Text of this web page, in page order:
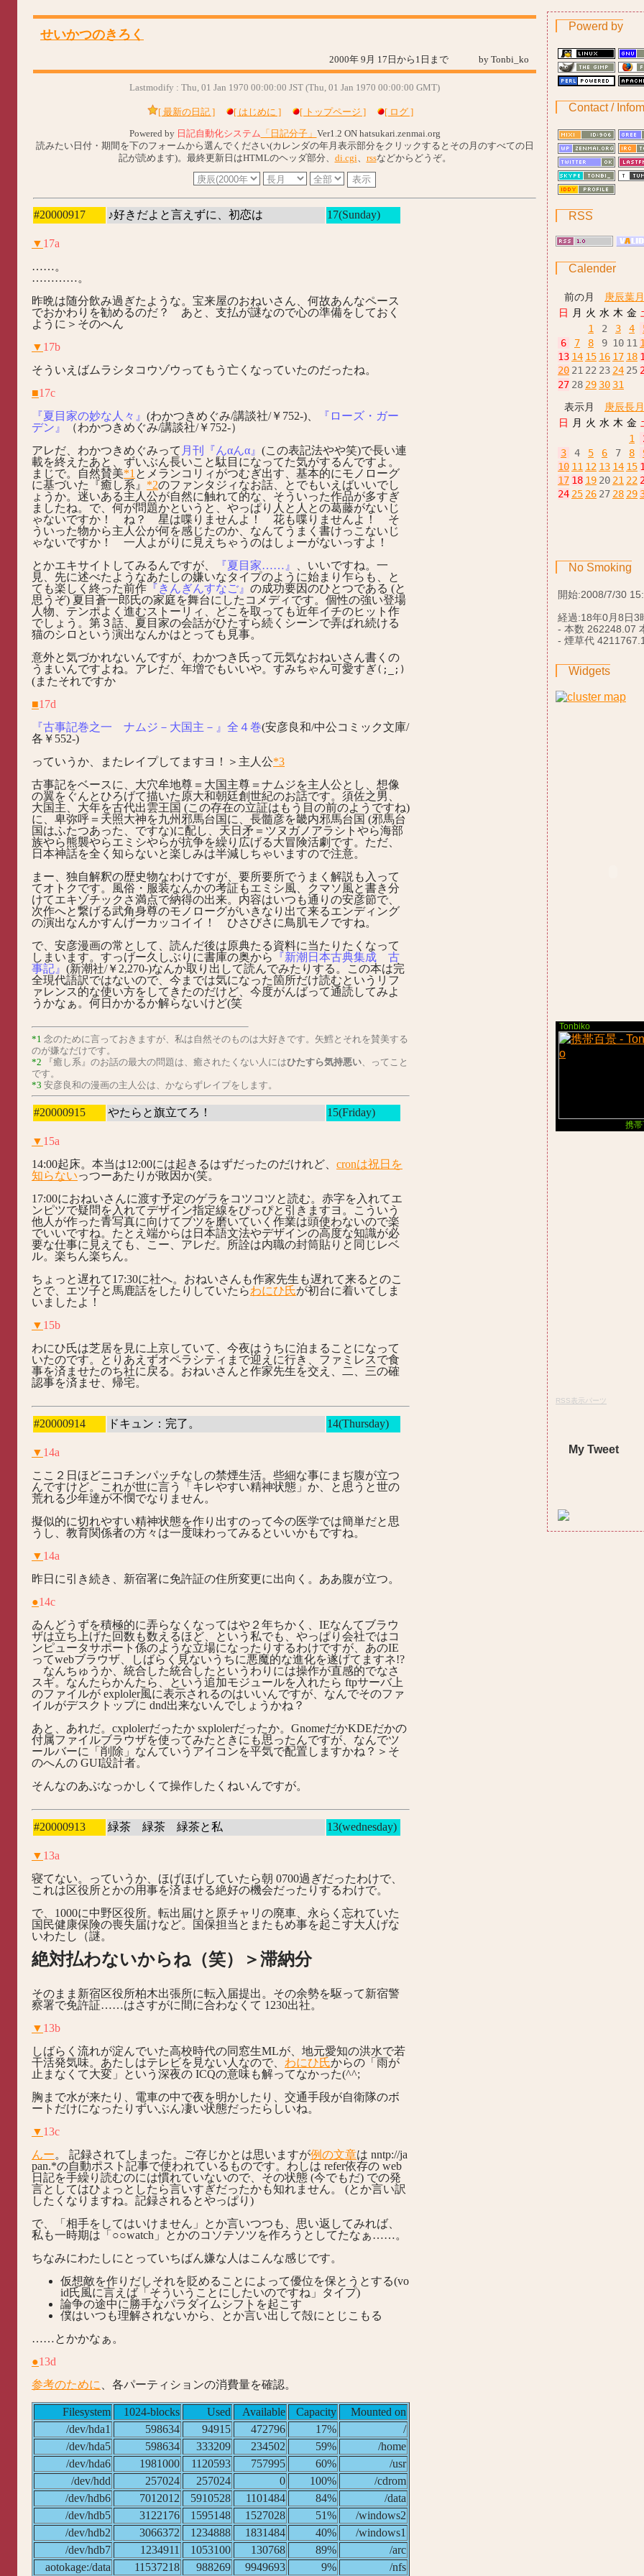
せいかつのきろく
2000年 9月 17日から1日まで by Tonbi_ko
Lastmodify : Thu, 01 Jan 1970 00:00:00 JST (Thu, 01 Jan 1970 00:00:00 GMT)
[ 最新の日記 ] [ はじめに ] [ トップページ ] [ ログ ]
Powered by 日記自動化システム 「日記分子」 Ver1.2 ON hatsukari.zenmai.org
読みたい日付・期間を下のフォームから選んでください(カレンダの年月表示部分をクリックするとその月のすべての日
記が読めます)。最終更新日はHTMLのヘッダ部分、 di.cgi rssなどからどうぞ。
#20000917 ♪好きだよと言えずに、初恋は 17(Sunday)
▼ 17a
……。
…………。
昨晩は随分飲み過ぎたような。宝来屋のおねいさん、何故あんなペース
でおかわりを勧めるのだ？ あと、支払が謎なので心の準備をしておく
ように＞そのへん
▼ 17b
そういえばムラシタコウゾウってもう亡くなっていたのだったね。
■17c
『夏目家の妙な人々』 (わかつきめぐみ/講談社/￥752-)、
『ローズ・ガー
デン』
（わかつきめぐみ/講談社/￥752-）
アレだ、わかつきめぐみって 月刊『んαんα』 (この表記法やや笑)で長い連
載を終えたあと、ずいぶん長いこと駄目になってた気がするんですよ。
まじで。自然賛美*1 とメランコリィがつむぎ出す、基本的にモノローグ
に基づいた『癒し系』 *2のファンタジィなお話、とでもいえばいいでし
ょうか。迷いある主人公が自然に触れて的な、そういった作品が多すぎ
ましたね。で、何が問題かというと、やっぱり人と人との葛藤がないじ
ゃないですか！ ね？ 星は喋りませんよ！ 花も喋りませんよ！ そ
ういった物から主人公が何を感じたのか、なんてうまく書けっこないじ
ゃないですか！ 一人よがりに見えちゃうのはしょーがないっすよ！
とかエキサイトしてみるんですが、
『夏目家……』
、いいですね。一
見、先に述べたようなあたしの嫌いなタイプのように始まり乍らも、と
ても楽しく終った前作 『きんぎんすなご』 の成功要因のひとつである (と
思うぞ) 夏目蒼一郎氏の家庭を舞台にしたコメディです。個性の強い登場
人物、テンポよく進むストーリィ、どこを取っても近年イチのヒット作
でしょう。第３話、夏目家の会話がひたすら続くシーンで弄ばれ続ける
猫のシロという演出なんかはとっても見事。
意外と気づかれないんですが、わかつき氏って元気なおねいさん書くの
うまいんですよね。アレだ、年増でもいいや。すみちゃん可愛すぎ(;_;)
(またそれですか
■17d
『古事記巻之一 ナムジ－大国主－』全４巻(安彦良和/中公コミック文庫/
各￥552-)
っていうか、またレイプしてますヨ！＞主人公*3
古事記をベースに、大穴牟地尊＝大国主尊＝ナムジを主人公とし、想像
の翼をぐんとひろげて描いた原大和朝廷創世紀のお話です。須佐之男、
大国主、大年を古代出雲王国 (この存在の立証はもう目の前のようですね)
に、卑弥呼＝天照大神を九州邪馬台国に、長髓彦を畿内邪馬台国 (邪馬台
国はふたつあった、ですな)に配し、天日矛＝ツヌガノアラシトやら海部
族やら熊襲やらエミシやらが抗争を繰り広げる大冒険活劇です。ただ、
日本神話を全く知らないと楽しみは半減しちゃいますので注意。
まー、独自解釈の歴史物なわけですが、要所要所でうまく解説も入って
てオトクです。風俗・服装なんかの考証もエミシ風、クマソ風と書き分
けてエキゾチックさ満点で納得の出来。内容はいつも通りの安彦節で、
次作へと繋げる武角身尊のモノローグがいきなり出て来るエンディング
の演出なんかすんげーカッコイイ！ ひさびさに鳥肌モノですね。
で、安彦漫画の常として、読んだ後は原典たる資料に当たりたくなって
しまいます。すっげー久しぶりに書庫の奥から
『新潮日本古典集成 古
事記』 (新潮社/￥2,270-)なんか取り出して読んでみたりする。この本は完
全現代語訳ではないので、今までは気になった箇所だけ読むというリフ
ァレンス的な使い方をしてきたのだけど、今度がんばって通読してみよ
うかなぁ。何日かかるか解らないけど(笑
*1 念のために言っておきますが、私は自然そのものは大好きです。矢鱈とそれを賛美する
のが嫌なだけです。
*2 『癒し系』のお話の最大の問題は、癒されたくない人にはひたすら気持悪い 、ってこと
です。
*3 安彦良和の漫画の主人公は、かならずレイプをします。
#20000915 やたらと旗立てろ！ 15(Friday)
▼ 15a
14:00起床。本当は12:00には起きるはずだったのだけれど、 cronは祝日を
知らないっつーあたりが敗因か(笑。
17:00におねいさんに渡す予定のゲラをコツコツと読む。赤字を入れてエ
ンピツで疑問を入れてデザイン指定線をぴっぴと引きますヨ。こういう
他人が作った青写真に向けてブツを磨いていく作業は頭使わないので楽
でいいですね。たとえ端からは日本語文法やデザインの高度な知識が必
要な仕事に見えても、こー、アレだ。所詮は内職の封筒貼りと同じレベ
ル。楽ちん楽ちん。
ちょっと遅れて17:30に社へ。おねいさんも作家先生も遅れて来るとのこ
とで、エツ子と馬鹿話をしたりしていたらわにひ氏が初台に着いてしま
いましたよ！
▼ 15b
わにひ氏は芝居を見に上京していて、今夜はうちに泊まることになって
いたのです。とりあえずオペラシティまで迎えに行き、ファミレスで食
事を済ませたのち社に戻る。おねいさんと作家先生を交え、二、三の確
認事を済ませ、帰宅。
#20000914 ドキュン：完了。 14(Thursday)
▼ 14a
ここ２日ほどニコチンパッチなしの禁煙生活。些細な事にまぢ腹が立つ
んですけど。これが世に言う「キレやすい精神状態」か、と思うと世の
荒れる少年達が不憫でなりません。
擬似的に切れやすい精神状態を作り出すのって今の医学では簡単だと思
うし、教育関係者の方々は一度味わってみるといいかもですね。
▼ 14a
昨日に引き続き、新宿署に免許証の住所変更に出向く。ああ腹が立つ。
●14c
ゐんどうずを積極的に弄らなくなってはや２年ちかく、IEなんてブラウ
ザは立ち上げた回数も数えるほど、という私でも、やっぱり会社ではコ
ンピュータサポート係のような立場になったりするわけですが、あのIE
ってwebブラウザ、しばらく見ないうちに悪魔的な進化を遂げてますネ!?
なんちゅうか、統合した統合したというわりには操作が直感的でなさ
スギ。なんたらかんたら、という追加モジュールを入れたら ftpサーバ上
のファイルが exploler風に表示されるのはいいんですが、なんでそのファ
イルがデスクトップに dnd出来ないんでしょうかね？
あと、あれだ。cxplolerだったか sxplolerだったか。GnomeだかKDEだかの
付属ファイルブラウザを使ってみたときにも思ったんですが、なんでツ
ールバーに「削除」なんていうアイコンを平気で配置しますかね？＞そ
のへんの GUI設計者。
そんなのあぶなっかしくて操作したくねいんですが。
#20000913 緑茶 緑茶 緑茶と私 13(wednesday)
▼ 13a
寝てない。っていうか、ほげほげしていたら朝 0700過ぎだったわけで、
これは区役所とかの用事を済ませる絶好の機会だったりするわけで。
で、1000に中野区役所。転出届けと原チャリの廃車、永らく忘れていた
国民健康保険の喪失届けなど。国保担当とまたもめ事を起こす大人げな
いわたし（謎。
絶対払わないからね（笑）＞滞納分
そのまま新宿区役所柏木出張所に転入届提出。その余勢を駆って新宿警
察署で免許証……はさすがに間に合わなくて 1230出社。
▼ 13b
しばらく流れが淀んでいた高校時代の同窓生MLが、地元愛知の洪水で若
干活発気味。あたしはテレビを見ない人なので、 わにひ氏からの「雨が
止まなくて大変」という深夜の ICQの意味も解ってなかった(^^;
胸まで水が来たり、電車の中で夜を明かしたり、交通手段が自衛隊のボ
ートだけになったりずいぶん凄い状態だったらしいね。
▼ 13c
んー。 記録されてしまった。ご存じかとは思いますが例の文章は nntp://ja
pan.*の自動ポスト記事で使われているものです。わしは refer依存の web
日記を手繰り読むのには慣れていないので、その状態 (今でもだ) での発
言としてはひょっとしたら言いすぎだったかも知れません。 (とか言い訳
したくなりますね。記録されるとやっぱり)
で、「相手をしてはいけません」とか言いつつも、思い返してみれば、
私も一時期は「○○watch」とかのコソテソツを作ろうとしてたなぁ……。
ちなみにわたしにとっていちばん嫌な人はこんな感じです。
仮想敵を作りだしそれを貶めることによって優位を保とうとする(vo
id氏風に言えば「そういうことにしたいのですね」タイプ)
論争の途中に勝手なパラダイムシフトを起こす
僕はいつも理解されないから、とか言い出して殻にとじこもる
……とかかなぁ。
●13d
参考のために
、各パーティションの消費量を確認。
Filesystem 1024-blocks Used Available Capacity
Mounted on
/dev/hda1
598634 94915 472796 17%
/
/dev/hda5
598634 333209 234502 59%
/home
/dev/hda6
1981000 1120593 757995 60%
/usr
/dev/hdd
257024 257024 0 100%
/cdrom
/dev/hdb6
7012012 5910528 1101484 84%
/data
/dev/hdb5
3122176 1595148 1527028 51%
/windows2
/dev/hdb2
3066372 1234888 1831484 40%
/windows1
/dev/hdb7
1234911 1053100 130768 89%
/arc
aotokage:/data
11537218 988269 9949693 9% /nfs
Powerd by
Contact /
RSS
Calender
前の月
庚辰葉月
日
月 火 水 木 金
1
2 3 4
6
7 8 9 10 11
13 14 15 16 17 18
20 21 22 23 24 25
27 28 29 30 31
表示月
庚辰長月
日
月 火 水 木 金
1
3
4 5 6 7 8
10 11 12 13 14 15
17 18 19 20 21 22
24 25 26 27 28 29
No Smoking
開始:2008/7/30
経過:18年0月8日3
- 本数 262248.07
- 煙草代
Widgets
Tonbiko
携
RSS表示パーツ
My Tweet